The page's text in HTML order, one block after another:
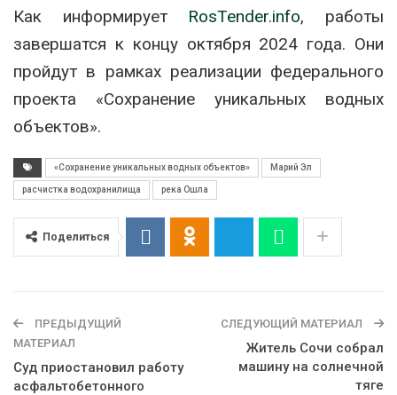
Как информирует RosTender.info, работы
завершатся к концу октября 2024 года. Они
пройдут в рамках реализации федерального
проекта «Сохранение уникальных водных
объектов».
«Сохранение уникальных водных объектов» Марий Эл
расчистка водохранилища река Ошла
Поделиться
ПРЕДЫДУЩИЙ
МАТЕРИАЛ
Суд приостановил работу
асфальтобетонного
СЛЕДУЮЩИЙ МАТЕРИАЛ
Житель Сочи собрал
машину на солнечной
тяге